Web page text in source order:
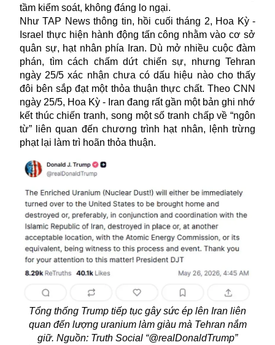
tầm kiểm soát, không đáng lo ngại.
Như TAP News thông tin, hồi cuối tháng 2, Hoa Kỳ -
Israel thực hiện hành động tấn công nhằm vào cơ sở
quân sự, hạt nhân phía Iran. Dù mở nhiều cuộc đàm
phán, tìm cách chấm dứt chiến sự, nhưng Tehran
ngày 25/5 xác nhận chưa có dấu hiệu nào cho thấy
đôi bên sắp đạt một thỏa thuận thực chất. Theo CNN
ngày 25/5, Hoa Kỳ - Iran đang rất gần một bản ghi nhớ
kết thúc chiến tranh, song một số tranh chấp về “ngôn
từ” liên quan đến chương trình hạt nhân, lệnh trừng
phạt lại làm trì hoãn thỏa thuận.
Tổng thống Trump tiếp tục gây sức ép lên Iran liên
quan đến lượng uranium làm giàu mà Tehran nắm
giữ. Nguồn: Truth Social “@realDonaldTrump”